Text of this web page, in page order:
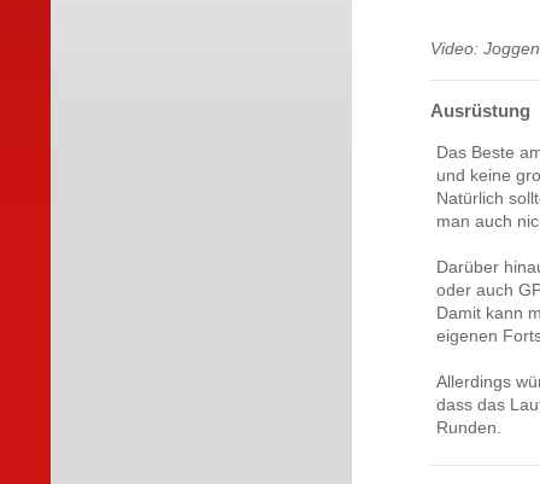
Video:
Ausrüstung
Das Beste
und keine
Natürlich
man auch
Darüber
oder auch
Damit kann
eigenen
Allerdings
dass das
Runden.